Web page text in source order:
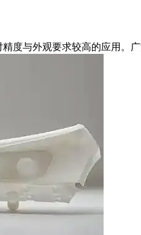
度与外观要求较高的应用。